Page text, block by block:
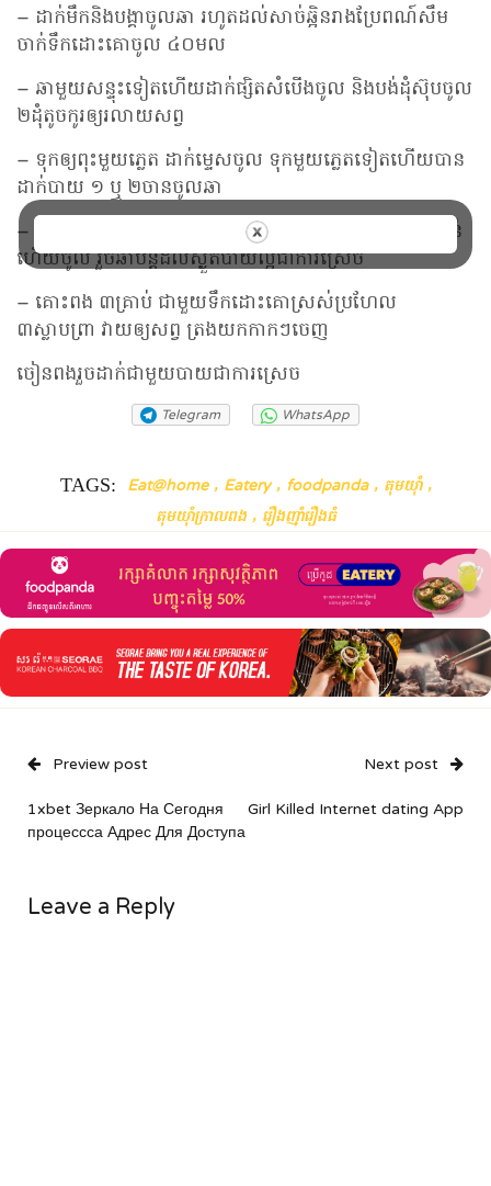
– ដាក់មឹកនិងបង្គាចូលឆា រហូតដល់សាច់ឆ្អិនរាងប្រែពណ៍សឹម
ចាក់ទឹកដោះគោចូល ៤០មល
– ឆាមួយសន្ទុះទៀតហើយដាក់ផ្សិតសំបើងចូល និងបង់ដុំស៊ុបចូល
២ដុំតូចកូរឲ្យរលាយសព្វ
– ទុកឲ្យពុះមួយភ្លេត ដាក់ម្ទេសចូល ទុកមួយភ្លេតទៀតហើយបាន
ដាក់បាយ ១ ឬ ២ចានចូលឆា
– កូរបាយសព្វ ឆារាងស្ងួតបាយតិចហើយដាក់ស្លឹកជីររណាហាន់
ហើយចូល រួចឆាបន្តដល់ស្ងួតបាយល្អជាការស្រេច
– គោះពង ៣គ្រាប់ ជាមួយទឹកដោះគោស្រស់ប្រហែល
៣ស្លាបព្រា វាយឲ្យសព្វ ត្រងយកកាកៗចេញ
ចៀនពងរួចដាក់ជាមួយបាយជាការស្រេច
Telegram WhatsApp
TAGS: Eat@home , Eatery , foodpanda , តុមយ៉ាំ ,
តុមយ៉ាំក្រាលពង , រឿងញ៉ាំរឿងធំ
Preview post
1xbet Зеркало На Сегодня
процессса Адрес Для Доступа
Next post
Girl Killed Internet dating App
Leave a Reply